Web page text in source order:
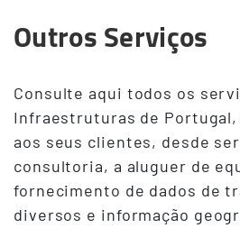
Outros Serviços
Consulte aqui todos os
Infraestruturas de
aos seus clientes, desde
consultoria, a aluguer de
fornecimento de dados de
diversos e informação